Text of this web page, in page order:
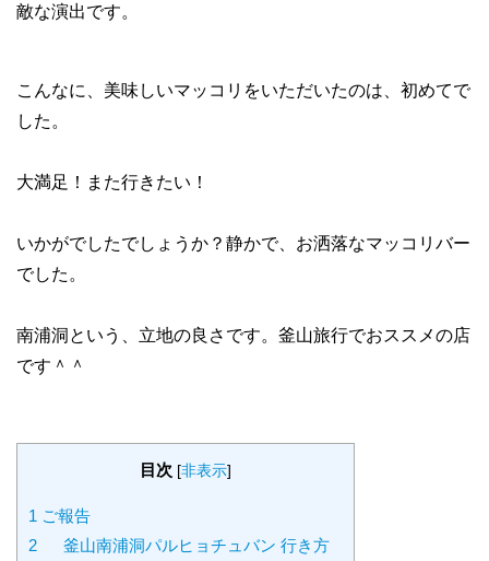
敵な演出です。
こんなに、美味しいマッコリをいただいたのは、初めてで
した。
大満足！また行きたい！
いかがでしたでしょうか？静かで、お洒落なマッコリバー
でした。
南浦洞という、立地の良さです。釜山旅行でおススメの店
です＾＾
目次 [非表示]
1 ご報告
2 釜山南浦洞パルヒョチュバン 行き方